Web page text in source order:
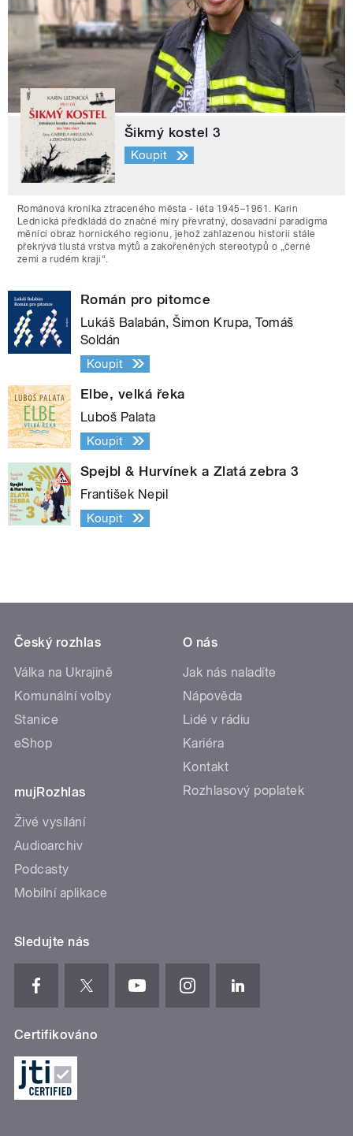
Šikmý kostel 3
Koupit
Románová kronika ztraceného města - léta 1945–1961. Karin
Lednická předkládá do značné míry převratný, dosavadní paradigma
měnící obraz hornického regionu, jehož zahlazenou historii stále
překrývá tlustá vrstva mýtů a zakořeněných stereotypů o „černé
zemi a rudém kraji“.
Román pro pitomce
Lukáš Balabán, Šimon Krupa, Tomáš
Soldán
Koupit
Elbe, velká řeka
Luboš Palata
Koupit
Spejbl & Hurvínek a Zlatá zebra 3
František Nepil
Koupit
Český rozhlas
Válka na Ukrajině
Komunální volby
Stanice
eShop
mujRozhlas
Živé vysílání
Audioarchiv
Podcasty
Mobilní aplikace
O nás
Jak nás naladíte
Nápověda
Lidé v rádiu
Kariéra
Kontakt
Rozhlasový poplatek
Sledujte nás
Certifikováno